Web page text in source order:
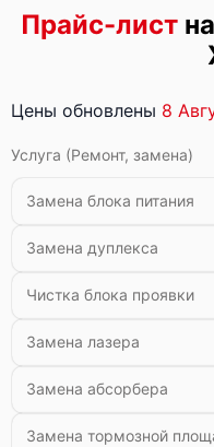
Прайс-лист
Цены обновлены 8
Услуга (Ремонт, замена)
Замена блока питания
Замена дуплекса
Чистка блока проявки
Замена лазера
Замена абсорбера
Замена тормозной